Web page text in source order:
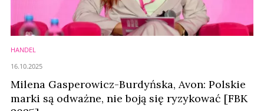
HANDEL
Milena Gasperowicz-Burdyńska, Avon: Polskie
marki są odważne, nie boją się ryzykować [FBK
16.10.2025